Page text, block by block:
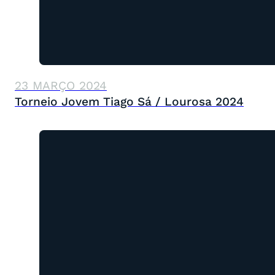
23 MARÇO 2024
Torneio Jovem Tiago Sá / Lourosa 2024